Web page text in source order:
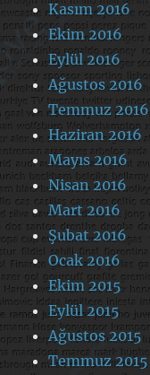
Kasım 2016
Ekim 2016
Eylül 2016
Ağustos 2016
Temmuz 2016
Haziran 2016
Mayıs 2016
Nisan 2016
Mart 2016
Şubat 2016
Ocak 2016
Ekim 2015
Eylül 2015
Ağustos 2015
Temmuz 2015